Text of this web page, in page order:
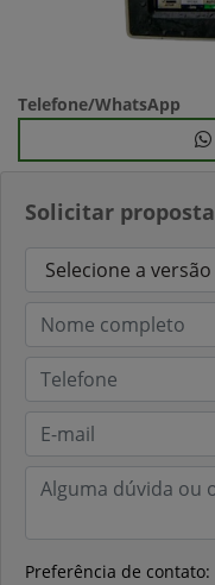
Solicitar proposta
Preferência de contato:
Telefone/WhatsApp